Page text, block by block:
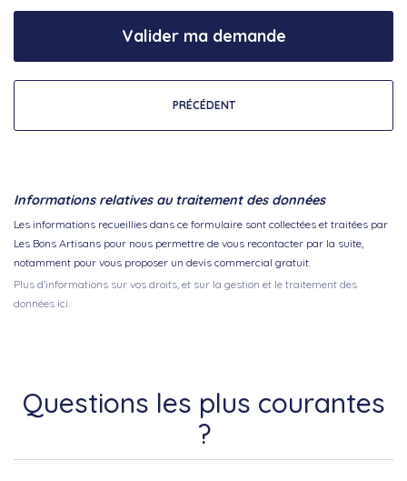
PRÉCÉDENT
Valider ma demande
Informations relatives au traitement des données
Les informations recueillies dans ce formulaire sont collectées et traitées par
Les Bons Artisans pour nous permettre de vous recontacter par la suite,
notamment pour vous proposer un devis commercial gratuit.
Plus d'informations sur vos droits, et sur la gestion et le traitement des
données ici.
Questions les plus courantes
?